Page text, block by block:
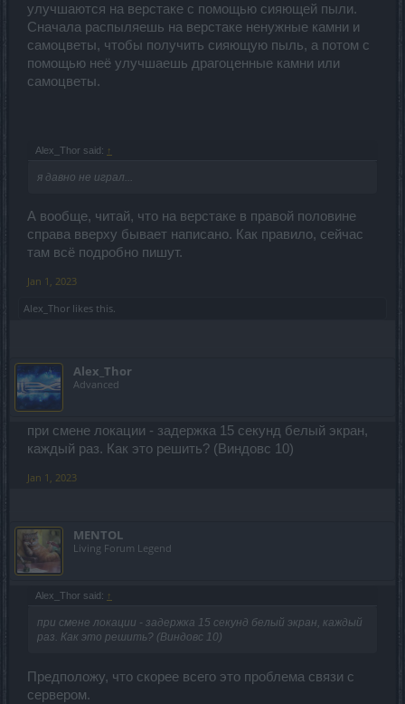
улучшаются на верстаке с помощью сияющей пыли.
Сначала распыляешь на верстаке ненужные камни и
самоцветы, чтобы получить сияющую пыль, а потом с
помощью неё улучшаешь драгоценные камни или
самоцветы.
Alex_Thor said: ↑
я давно не играл...
А вообще, читай, что на верстаке в правой половине
справа вверху бывает написано. Как правило, сейчас
там всё подробно пишут.
Jan 1, 2023
Alex_Thor likes this.
Alex_Thor
Advanced
при смене локации - задержка 15 секунд белый экран,
каждый раз. Как это решить? (Виндовс 10)
Jan 1, 2023
MENTOL
Living Forum Legend
Alex_Thor said: ↑
при смене локации - задержка 15 секунд белый экран, каждый
раз. Как это решить? (Виндовс 10)
Предположу, что скорее всего это проблема связи с
сервером.